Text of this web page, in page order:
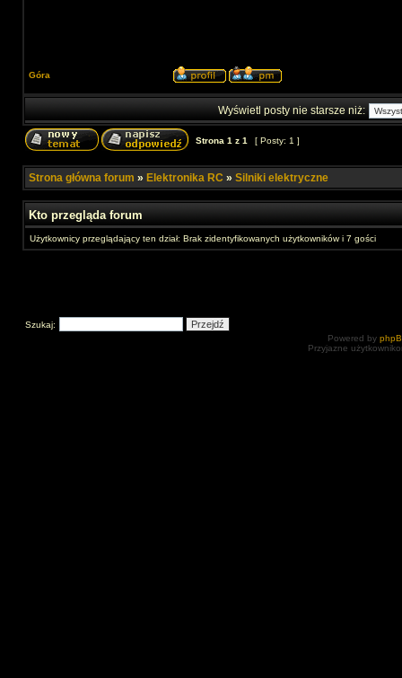
Góra
Wyświetl posty nie starsze niż:
Strona 1 z 1 [ Posty: 1 ]
Strona główna forum » Elektronika RC » Silniki elektryczne
Kto przegląda forum
Użytkownicy przeglądający ten dział: Brak zidentyfikowanych użytkowników i 7 gości
Szukaj:
Powered by
Przyjazne